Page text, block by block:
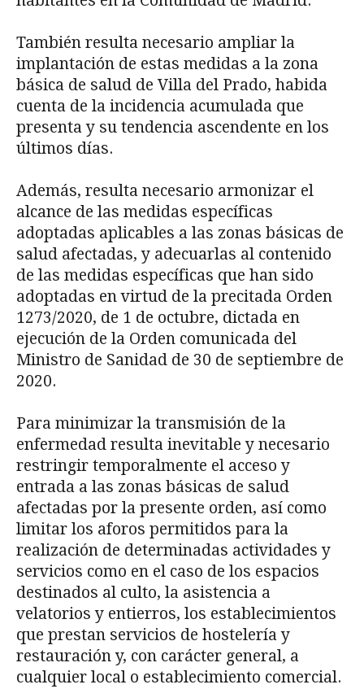
También resulta necesario ampliar la
implantación de estas medidas a la zona
básica de salud de Villa del Prado, habida
cuenta de la incidencia acumulada que
presenta y su ten­dencia ascendente en los
últimos días.
Además, resulta necesario armonizar el
alcance de las medidas específicas
adoptadas aplicables a las zonas básicas de
salud afectadas, y adecuarlas al contenido
de las medidas específicas que han sido
adoptadas en virtud de la precitada Orden
1273/2020, de 1 de octubre, dictada en
ejecución de la Orden comunicada del
Ministro de Sanidad de 30 de sep­tiembre de
2020.
Para minimizar la transmisión de la
enfermedad resulta inevitable y necesario
restrin­gir temporalmente el acceso y
entrada a las zonas básicas de salud
afectadas por la presen­te orden, así como
limitar los aforos permitidos para la
realización de determinadas activi­dades y
servicios como en el caso de los espacios
destinados al culto, la asistencia a
velatorios y entierros, los establecimientos
que prestan servicios de hostelería y
restaura­ción y, con carácter general, a
cualquier local o establecimiento comercial.